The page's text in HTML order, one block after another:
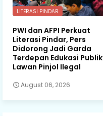
LITERASI PINDAR
PWI dan AFPI Perkuat
Literasi Pindar, Pers
Didorong Jadi Garda
Terdepan Edukasi Publik
Lawan Pinjol Ilegal
August 06, 2026